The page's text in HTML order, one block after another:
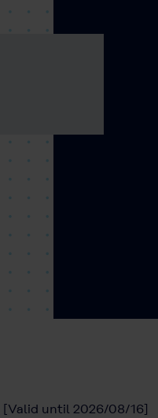
[Valid until 2026/08/16]